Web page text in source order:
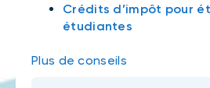
Crédits d’impôt pour
étudiantes
Plus de conseils